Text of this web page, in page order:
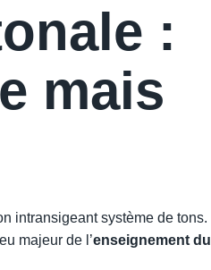
:
mais
intransigeant système de tons.
majeur de l’enseignement du